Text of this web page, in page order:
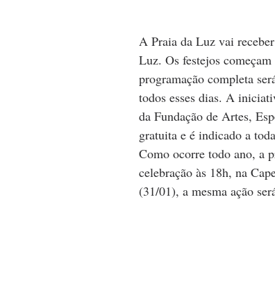
A Praia da Luz vai
Luz. Os festejos
programação completa
todos esses dias. A
da Fundação de Artes,
gratuita e é indicado a
Como ocorre todo ano, a
celebração às 18h, na
(31/01), a mesma ação